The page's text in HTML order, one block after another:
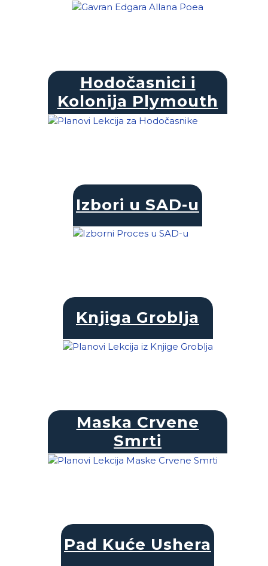
Hodočasnici i
Kolonija Plymouth
Izbori u SAD-u
Knjiga Groblja
Maska Crvene
Smrti
Pad Kuće Ushera